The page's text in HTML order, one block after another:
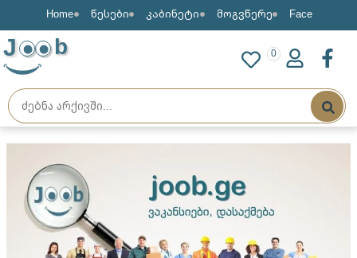
Home წესები კაბინეტი მოგვწერე Face
J b 0